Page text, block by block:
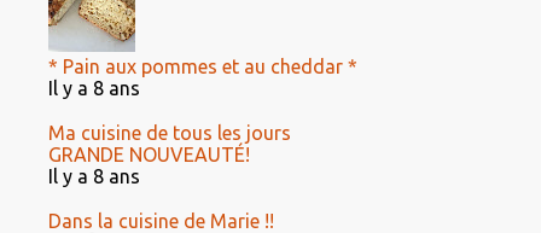
* Pain aux pommes et au cheddar *
Il y a 8 ans
Ma cuisine de tous les jours
GRANDE NOUVEAUTÉ!
Il y a 8 ans
Dans la cuisine de Marie !!